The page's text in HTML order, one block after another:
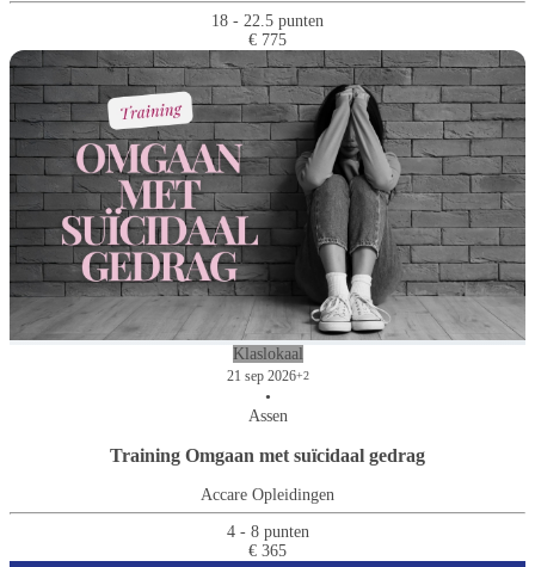
18 - 22.5 punten
€ 775
Klaslokaal
21 sep 2026+2
•
Assen
Training Omgaan met suïcidaal gedrag
Accare Opleidingen
4 - 8 punten
€ 365